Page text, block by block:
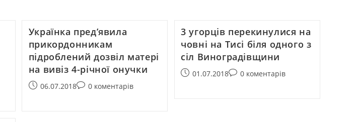
Українка пред’явила
прикордонникам
підроблений дозвіл матері
на вивіз 4-річної онучки
06.07.2018 0 коментарів
3 угорців перекинулися на
човні на Тисі біля одного з
сіл Виноградівщини
01.07.2018 0 коментарів